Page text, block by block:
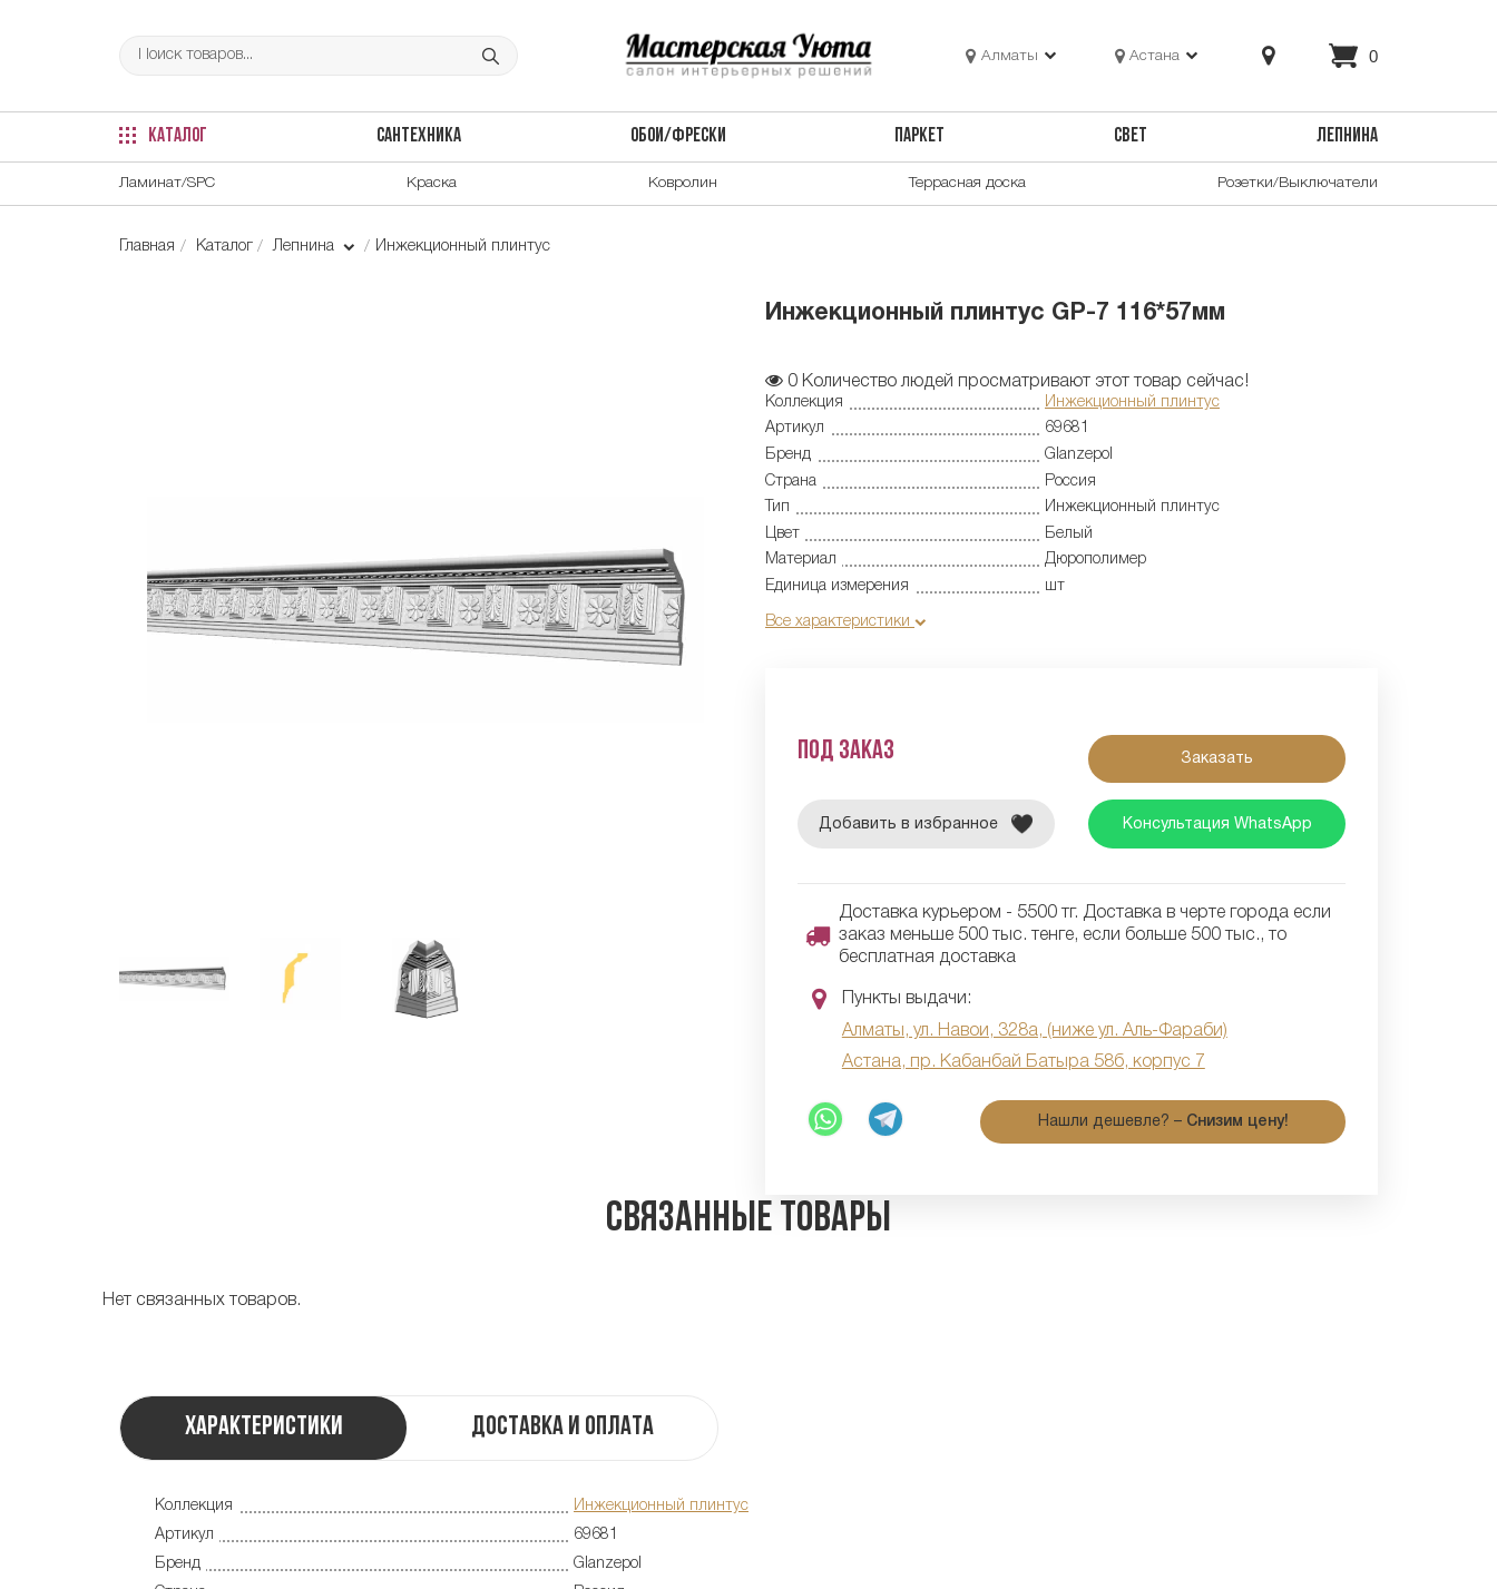
Алматы Астана 0
КАТАЛОГ САНТЕХНИКА ОБОИ/ФРЕСКИ ПАРКЕТ СВЕТ ЛЕПНИНА
Ламинат/SPC Краска Ковролин Террасная доска Розетки/Выключатели
Главная Каталог Лепнина Инжекционный плинтус
Инжекционный плинтус GP-7 116*57мм
0 Количество людей просматривают этот товар сейчас!
Коллекция
Инжекционный плинтус
Артикул
69681
Бренд
Glanzepol
Страна
Россия
Тип
Инжекционный плинтус
Цвет
Белый
Материал
Дюрополимер
Единица измерения
шт
Все характеристики
Под заказ Заказать
Добавить в избранное Консультация WhatsApp
Доставка курьером - 5500 тг. Доставка в черте города если
заказ меньше 500 тыс. тенге, если больше 500 тыс., то
бесплатная доставка
Пункты выдачи:
Алматы, ул. Навои, 328а, (ниже ул. Аль-Фараби)
Астана, пр. Кабанбай Батыра 58б, корпус 7
Нашли дешевле? – Снизим цену!
Связанные товары
Нет связанных товаров.
Характеристики Доставка и оплата
Коллекция
Инжекционный плинтус
Артикул
69681
Бренд
Glanzepol